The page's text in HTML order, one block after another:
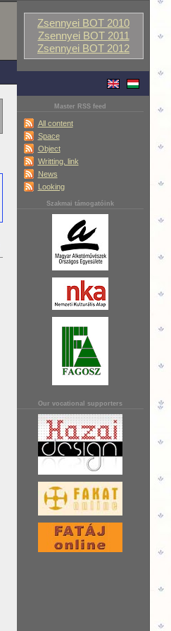
Zsennyei BOT 2010
Zsennyei BOT 2011
Zsennyei BOT 2012
Master RSS feed
All content
Space
Object
Writting, link
News
Looking
Szakmai támogatóink
Our vocational supporters